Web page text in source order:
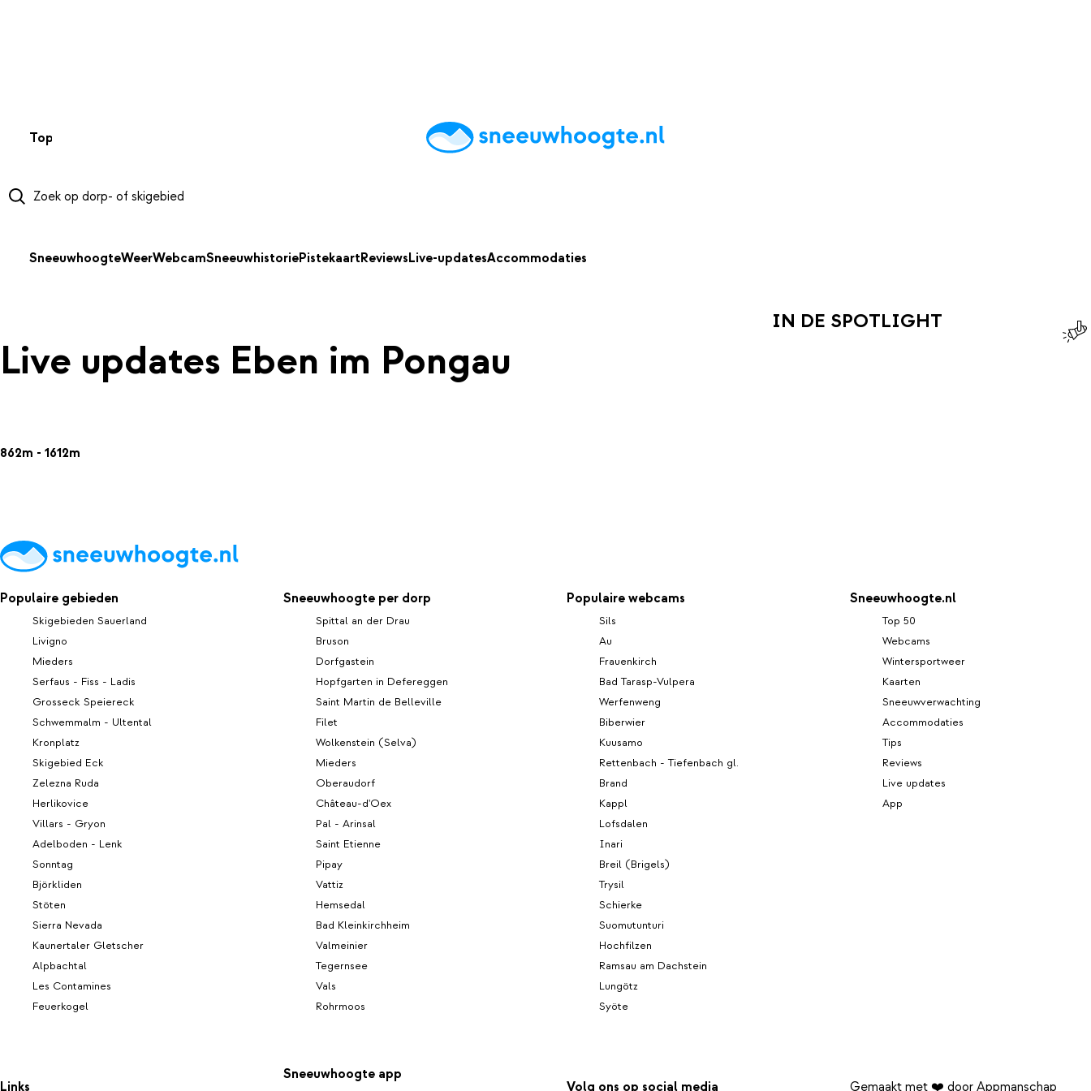
Top 50 AccommodatiesTipsReviewsLive updatesApp
SneeuwhoogteWeerWebcamSneeuwhistoriePistekaartReviewsLive-updatesAccommodaties
Live updates Eben im Pongau
862m - 1612m
IN DE SPOTLIGHT
Populaire gebieden
Skigebieden Sauerland
Livigno
Mieders
Serfaus - Fiss - Ladis
Grosseck Speiereck
Schwemmalm - Ultental
Kronplatz
Skigebied Eck
Zelezna Ruda
Herlikovice
Villars - Gryon
Adelboden - Lenk
Sonntag
Björkliden
Stöten
Sierra Nevada
Kaunertaler Gletscher
Alpbachtal
Les Contamines
Feuerkogel
Sneeuwhoogte per dorp
Spittal an der Drau
Bruson
Dorfgastein
Hopfgarten in Defereggen
Saint Martin de Belleville
Filet
Wolkenstein (Selva)
Mieders
Oberaudorf
Château-d'Oex
Pal - Arinsal
Saint Etienne
Pipay
Vattiz
Hemsedal
Bad Kleinkirchheim
Valmeinier
Tegernsee
Vals
Rohrmoos
Populaire webcams
Sils
Au
Frauenkirch
Bad Tarasp-Vulpera
Werfenweng
Biberwier
Kuusamo
Rettenbach - Tiefenbach gl.
Brand
Kappl
Lofsdalen
Inari
Breil (Brigels)
Trysil
Schierke
Suomutunturi
Hochfilzen
Ramsau am Dachstein
Lungötz
Syöte
Sneeuwhoogte.nl
Top 50
Webcams
Wintersportweer
Kaarten
Sneeuwverwachting
Accommodaties
Tips
Reviews
Live updates
App
Links
Sneeuwhoogte app
Volg ons op social media Gemaakt met ❤️ door Appmanschap